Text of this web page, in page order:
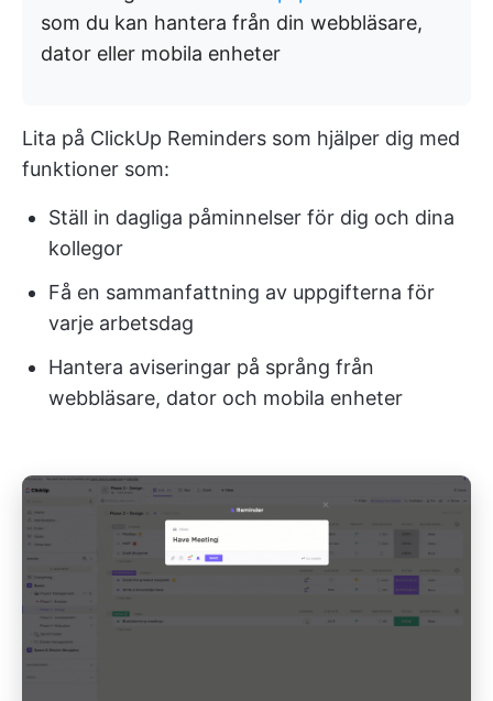
som du kan hantera från din webbläsare,
dator eller mobila enheter
Lita på ClickUp Reminders som hjälper dig med
funktioner som:
Ställ in dagliga påminnelser för dig och dina
kollegor
Få en sammanfattning av uppgifterna för
varje arbetsdag
Hantera aviseringar på språng från
webbläsare, dator och mobila enheter